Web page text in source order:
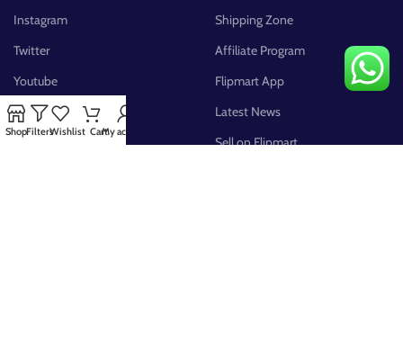
Instagram
Twitter
Youtube
Pinterest
FB Group
Shipping Zone
Affiliate Program
Flipmart App
Latest News
Sell on Flipmart
ShopFiltersWishlist CartMy account